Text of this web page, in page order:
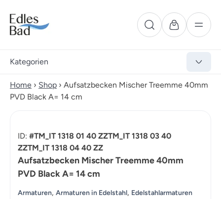
Kategorien
Home › Shop › Aufsatzbecken Mischer Treemme 40mm
PVD Black A= 14 cm
ID: #TM_IT 1318 01 40 ZZTM_IT 1318 03 40
ZZTM_IT 1318 04 40 ZZ
Aufsatzbecken Mischer Treemme 40mm
PVD Black A= 14 cm
Armaturen, Armaturen in Edelstahl, Edelstahlarmaturen